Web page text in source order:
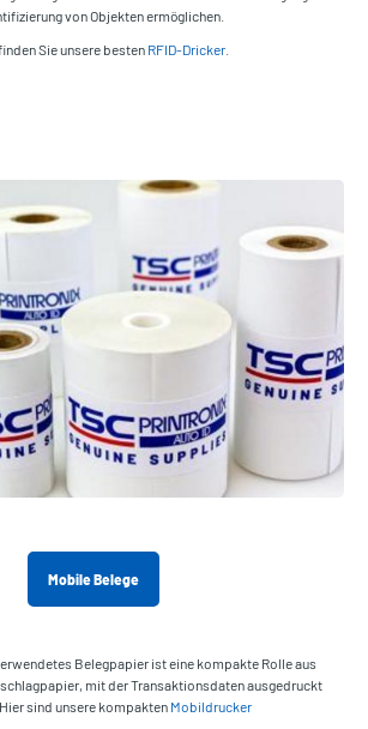
von Objekten ermöglichen.
Sie unsere besten RFID-Dricker
Mobile Belege
Belegpapier ist eine kompakte Rolle aus
mit der Transaktionsdaten ausgedruckt
sind unsere kompakten Mobildrucker